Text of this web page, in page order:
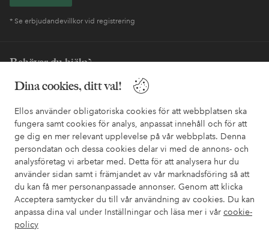
Dina cookies, ditt val!
Ellos använder obligatoriska cookies för att webbplatsen ska
fungera samt cookies för analys, anpassat innehåll och för att
ge dig en mer relevant upplevelse på vår webbplats. Denna
persondatan och dessa cookies delar vi med de annons- och
analysföretag vi arbetar med. Detta för att analysera hur du
använder sidan samt i främjandet av vår marknadsföring så att
du kan få mer personanpassade annonser. Genom att klicka
Acceptera samtycker du till vår användning av cookies. Du kan
anpassa dina val under Inställningar och läsa mer i vår cookie-
policy
* Se erbjudandevillkor vid registrering
Behöver du hjälp?
I vår FAQ hittar du svaren på de vanligaste frågorna. Här finns
också information om hur du enklast kontaktar oss.
Kundservice Beställning Betalsätt
Mina sidor
Om Ellos